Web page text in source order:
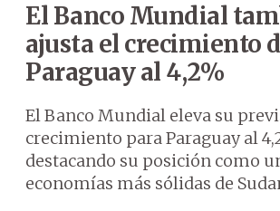
El Banco Mundial
ajusta el crecimiento
Paraguay al 4,2%
El Banco Mundial eleva su
crecimiento para Paraguay al
destacando su posición como
economías más sólidas de